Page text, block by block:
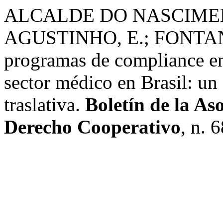
ALCALDE DO
AGUSTINHO, E.;
programas de compliance
sector médico en Brasil:
traslativa. Boletín de la
Derecho Cooperativo, n.